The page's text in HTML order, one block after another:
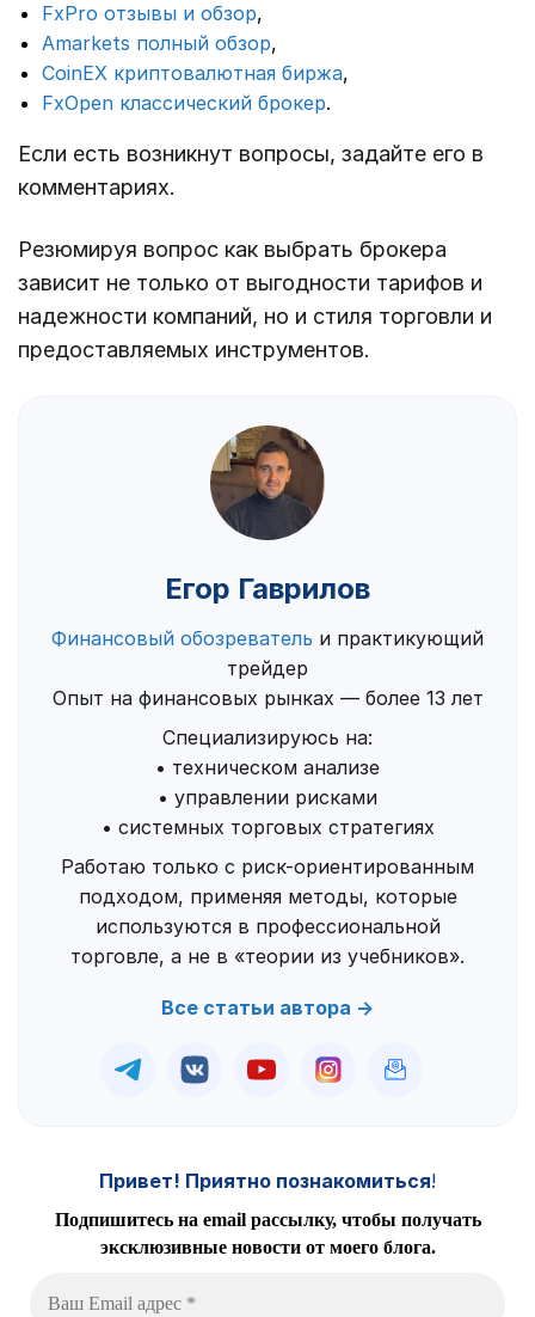
FxPro отзывы и обзор,
Amarkets полный обзор,
CoinEX криптовалютная биржа,
FxOpen классический брокер.
Если есть возникнут вопросы, задайте его в
комментариях.
Резюмируя вопрос как выбрать брокера
зависит не только от выгодности тарифов и
надежности компаний, но и стиля торговли и
предоставляемых инструментов.
Егор Гаврилов
Финансовый обозреватель и практикующий
трейдер
Опыт на финансовых рынках — более 13 лет
Специализируюсь на:
• техническом анализе
• управлении рисками
• системных торговых стратегиях
Работаю только с риск-ориентированным
подходом, применяя методы, которые
используются в профессиональной
торговле, а не в «теории из учебников».
Все статьи автора →
Привет! Приятно познакомиться!
Подпишитесь на email рассылку, чтобы получать
эксклюзивные новости от моего блога.